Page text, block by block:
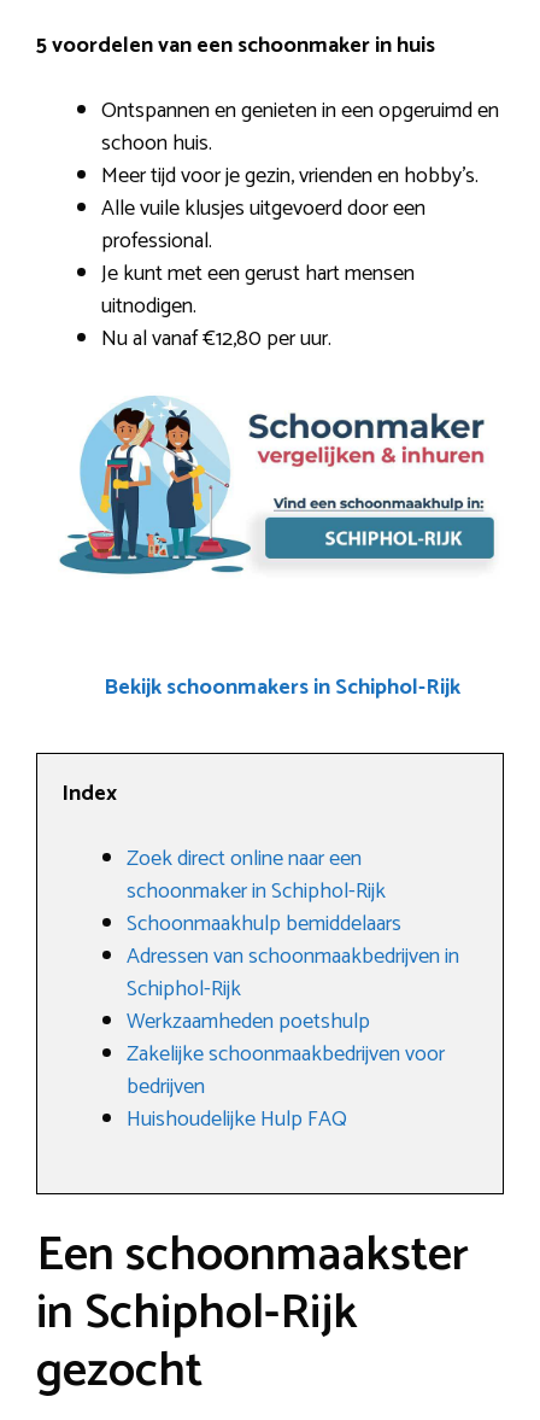
5 voordelen van een schoonmaker in huis
Ontspannen en genieten in een opgeruimd en
schoon huis.
Meer tijd voor je gezin, vrienden en hobby’s.
Alle vuile klusjes uitgevoerd door een
professional.
Je kunt met een gerust hart mensen
uitnodigen.
Nu al vanaf €12,80 per uur.
Bekijk schoonmakers in Schiphol-Rijk
Index
Zoek direct online naar een
schoonmaker in Schiphol-Rijk
Schoonmaakhulp bemiddelaars
Adressen van schoonmaakbedrijven in
Schiphol-Rijk
Werkzaamheden poetshulp
Zakelijke schoonmaakbedrijven voor
bedrijven
Huishoudelijke Hulp FAQ
Een schoonmaakster
in Schiphol-Rijk
gezocht